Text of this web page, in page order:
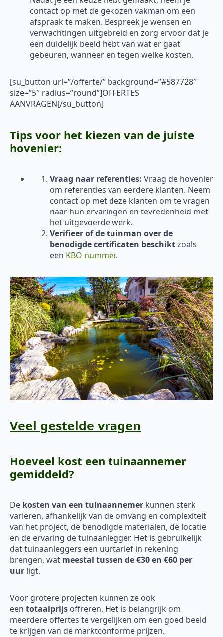
contact op met de gekozen vakman om een
afspraak te maken. Bespreek je wensen en
verwachtingen uitgebreid en zorg ervoor dat je
een duidelijk beeld hebt van wat er gaat
gebeuren, wanneer en tegen welke kosten.
[su_button url=”/offerte/” background=”#587728″
size=”5″ radius=”round”]OFFERTES
AANVRAGEN[/su_button]
Tips voor het kiezen van de juiste
hovenier:
Vraag naar referenties: Vraag de hovenier
om referenties van eerdere klanten. Neem
contact op met deze klanten om te vragen
naar hun ervaringen en tevredenheid met
het uitgevoerde werk.
Verifieer of de tuinman over de
benodigde certificaten beschiktzoals
een KBO nummer.
Veel gestelde vragen
Hoeveel kost een tuinaannemer
gemiddeld?
De kosten van een tuinaannemer kunnen sterk
variëren, afhankelijk van de omvang en complexiteit
van het project, de benodigde materialen, de locatie
en de ervaring de tuinaanlegger. Het is gebruikelijk
dat tuinaanleggers een uurtarief in rekening
brengen, wat meestal tussen de €30 en €60 per
uur ligt.
Voor grotere projecten kunnen ze ook
een totaalprijs offreren. Het is belangrijk om
meerdere offertes te vergelijken om een goed beeld
te krijgen van de marktconforme prijzen.